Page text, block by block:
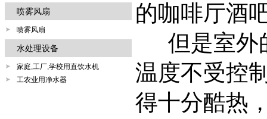
喷雾风扇
喷雾风扇
水处理设备
家庭,工厂,学校用直饮水机
工农业用净水器
的咖啡厅酒
但是室外
温度不受控
得十分酷热